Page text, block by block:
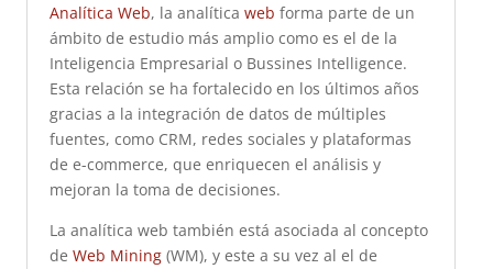
Analítica Web, la analítica web forma parte de un
ámbito de estudio más amplio como es el de la
Inteligencia Empresarial o Bussines Intelligence.
Esta relación se ha fortalecido en los últimos años
gracias a la integración de datos de múltiples
fuentes, como CRM, redes sociales y plataformas
de e-commerce, que enriquecen el análisis y
mejoran la toma de decisiones.
La analítica web también está asociada al concepto
de Web Mining(WM), y este a su vez al el de